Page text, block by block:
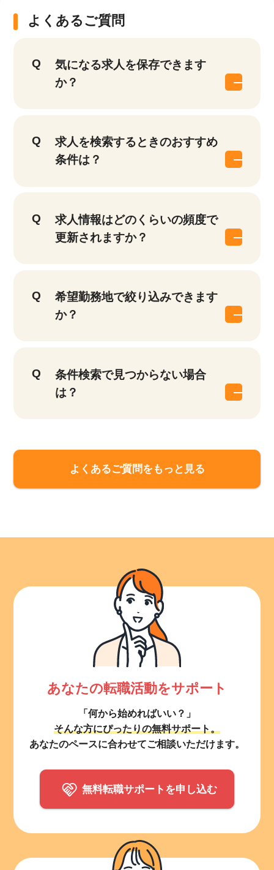
よくあるご質問
気になる求人を保存できます
か？
求人を検索するときのおすすめ
条件は？
求人情報はどのくらいの頻度で
更新されますか？
希望勤務地で絞り込みできます
か？
条件検索で見つからない場合
は？
よくあるご質問をもっと見る
あなたの転職活動をサポート
「何から始めればいい？」
そんな方にぴったりの無料サポート。
あなたのペースに合わせてご相談いただけます。
無料転職サポートを申し込む